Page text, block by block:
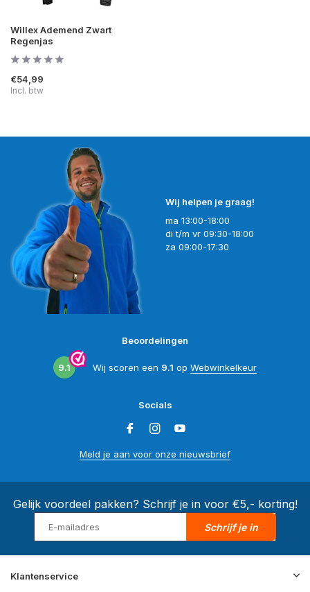
Willex Ademend Zwart
Regenjas
€54,99
Incl. btw
Wij helpen je graag!
ma 13:00-18:00
di t/m vr 09:30-18:00
za 09:00-17:30
Beoordelingen
9.1 Wij scoren een 9.1 op Webwinkelkeur
Socials
Meld je aan voor onze nieuwsbrief
Gelijk voordeel pakken? Schrijf je in voor €5,- korting!
Schrijf je in
Klantenservice